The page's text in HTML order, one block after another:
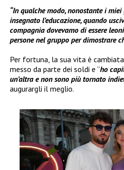
“In qualche modo, nonostante i
insegnato l’educazione, quando
compagnia dovevamo di essere
persone nel gruppo per dimostrare
Per fortuna, la sua vita è
messo da parte dei soldi e “ho
un’altra e non sono più tornato
augurargli il meglio.